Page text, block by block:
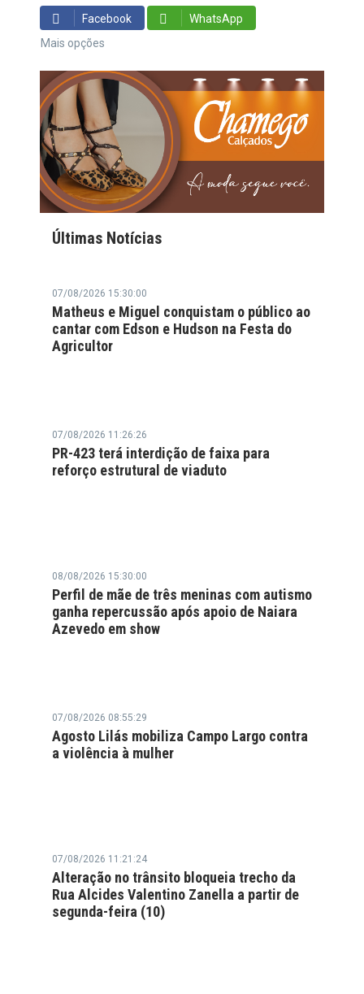
Facebook
WhatsApp
Mais opções
Últimas Notícias
07/08/2026 15:30:00
Matheus e Miguel conquistam o público ao
cantar com Edson e Hudson na Festa do
Agricultor
07/08/2026 11:26:26
PR-423 terá interdição de faixa para
reforço estrutural de viaduto
08/08/2026 15:30:00
Perfil de mãe de três meninas com autismo
ganha repercussão após apoio de Naiara
Azevedo em show
07/08/2026 08:55:29
Agosto Lilás mobiliza Campo Largo contra
a violência à mulher
07/08/2026 11:21:24
Alteração no trânsito bloqueia trecho da
Rua Alcides Valentino Zanella a partir de
segunda-feira (10)